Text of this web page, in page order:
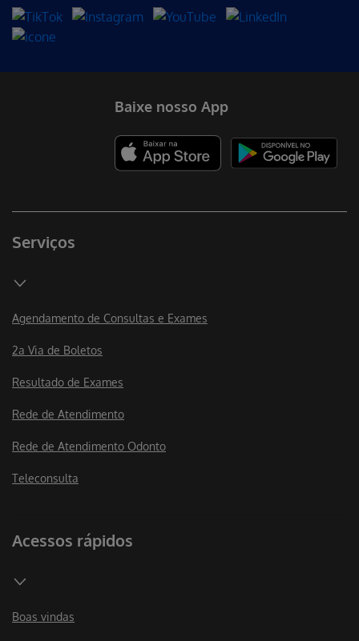
Serviços
Agendamento de Consultas e Exames
2a Via de Boletos
Resultado de Exames
Rede de Atendimento
Rede de Atendimento Odonto
Teleconsulta
Acessos rápidos
Boas vindas
Baixe nosso App